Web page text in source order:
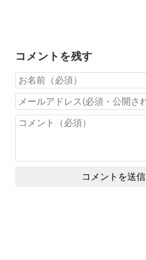
コメントを残す
コメントを送信